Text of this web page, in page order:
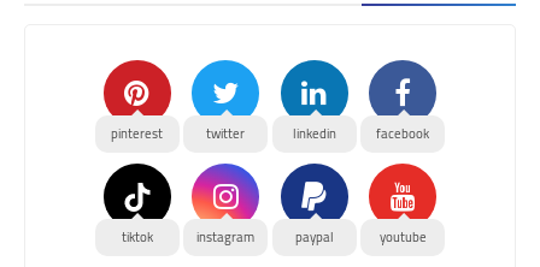
facebook
linkedin
twitter
pinterest
youtube
paypal
instagram
tiktok